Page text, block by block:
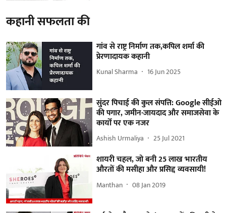
कहानी सफलता की
गांव से राष्ट्र निर्माण तक,कपिल शर्मा की
प्रेरणादायक कहानी
Kunal Sharma 16 Jun 2025
सुंदर पिचाई की कुल संपत्ति: Google सीईओ
की पगार, जमीन-जायदाद और समाजसेवा के
कार्यों पर एक नजर
Ashish Urmaliya 25 Jul 2021
शायरी चहल, जो बनी 25 लाख भारतीय
औरतों की मसीहा और प्रसिद्द व्यवसायी!
Manthan 08 Jan 2019